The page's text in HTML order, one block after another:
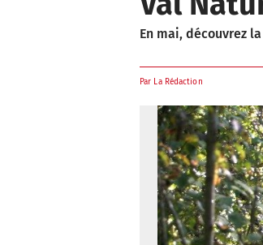
En mai, découvrez
Par La Rédaction